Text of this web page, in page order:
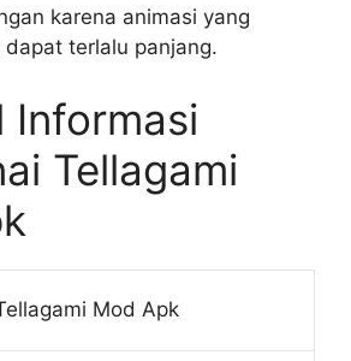
karena animasi yang
terlalu panjang.
Informasi
Tellagami
Mod Apk